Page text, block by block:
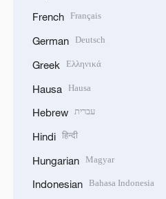
French Français
German Deutsch
Greek Ελληνικά
Hausa Hausa
Hebrew עברית
Hindi हिन्दी
Hungarian Magyar
Indonesian Bahasa Indonesia